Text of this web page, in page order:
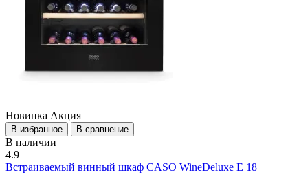
Новинка Акция
В избранное В сравнение
В наличии
4.9
Встраиваемый винный шкаф CASO WineDeluxe E 18